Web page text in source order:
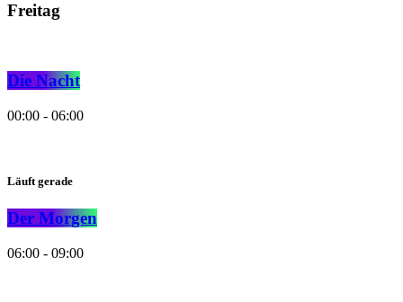
Freitag
Die Nacht
00:00 - 06:00
Läuft gerade
Der Morgen
06:00 - 09:00